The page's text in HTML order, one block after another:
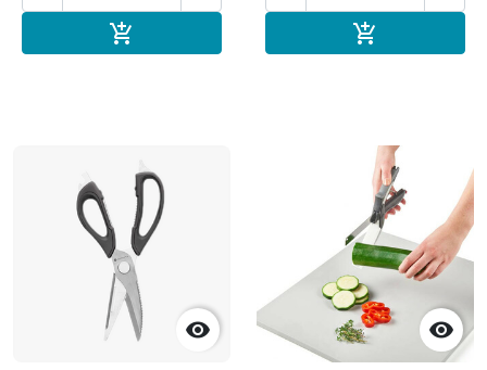
 
 